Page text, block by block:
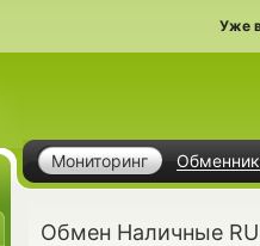
Уже
Мониторинг
Обмен Наличные